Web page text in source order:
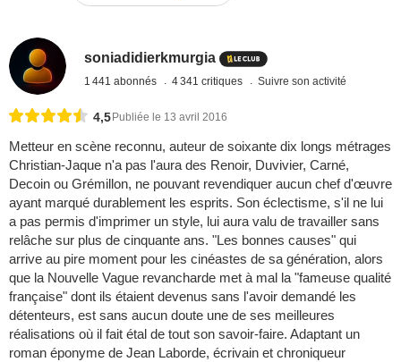
soniadidierkmurgia
1 441 abonnés 4 341 critiques Suivre son activité
4,5 Publiée le 13 avril 2016
Metteur en scène reconnu, auteur de soixante dix longs métrages
Christian-Jaque n'a pas l'aura des Renoir, Duvivier, Carné,
Decoin ou Grémillon, ne pouvant revendiquer aucun chef d'œuvre
ayant marqué durablement les esprits. Son éclectisme, s'il ne lui
a pas permis d'imprimer un style, lui aura valu de travailler sans
relâche sur plus de cinquante ans. "Les bonnes causes" qui
arrive au pire moment pour les cinéastes de sa génération, alors
que la Nouvelle Vague revancharde met à mal la "fameuse qualité
française" dont ils étaient devenus sans l'avoir demandé les
détenteurs, est sans aucun doute une de ses meilleures
réalisations où il fait étal de tout son savoir-faire. Adaptant un
roman éponyme de Jean Laborde, écrivain et chroniqueur